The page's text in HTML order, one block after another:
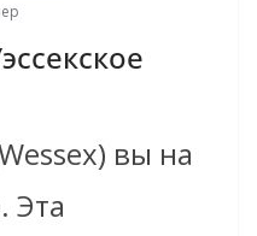
вы на
Эта